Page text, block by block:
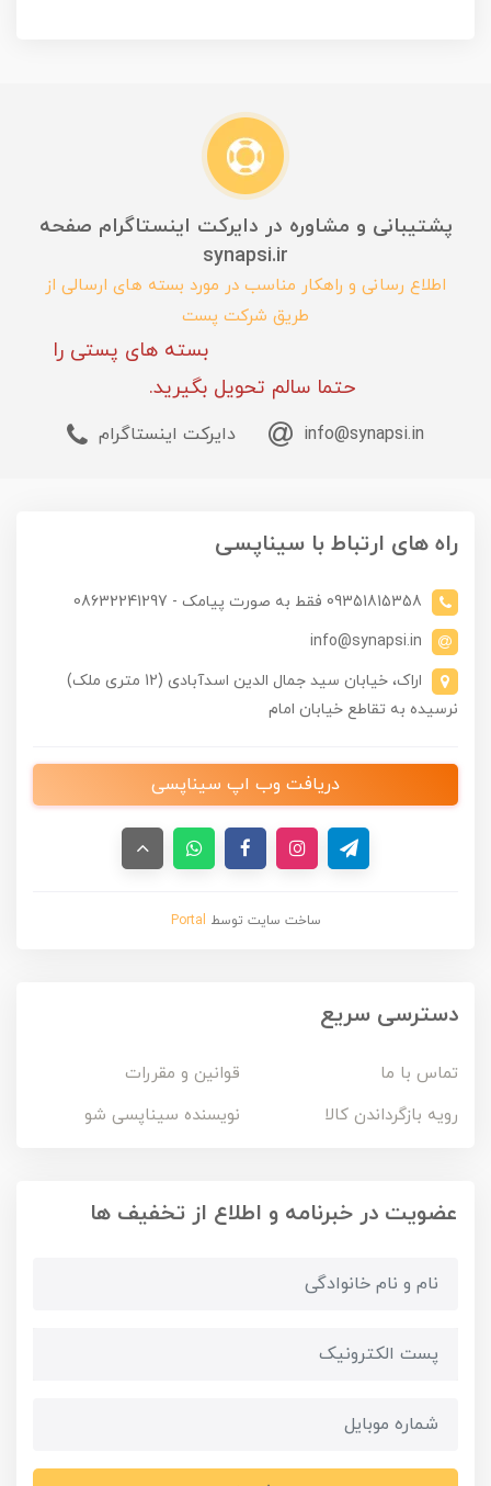
پشتیبانی و مشاوره در دایرکت اینستاگرام صفحه
synapsi.ir
اطلاع رسانی و راهکار مناسب در مورد بسته های ارسالی از
طریق شرکت پست
بسته های پستی را
حتما سالم تحویل بگیرید.
info@synapsi.in دایرکت اینستاگرام
راه های ارتباط با سیناپسی
09351815358 فقط به صورت پیامک - 08632241297
info@synapsi.in
اراک، خیابان سید جمال الدین اسدآبادی (12 متری ملک)
نرسیده به تقاطع خیابان امام
دریافت وب اپ سیناپسی
ساخت سایت توسط Portal
دسترسی سریع
تماس با ما
قوانین و مقررات
رویه بازگرداندن کالا
نویسنده سیناپسی شو
عضویت در خبرنامه و اطلاع از تخفیف ها